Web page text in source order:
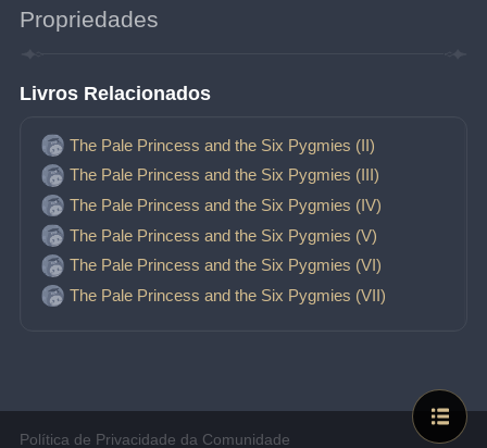
Propriedades
Livros Relacionados
The Pale Princess and the Six Pygmies (II)
The Pale Princess and the Six Pygmies (III)
The Pale Princess and the Six Pygmies (IV)
The Pale Princess and the Six Pygmies (V)
The Pale Princess and the Six Pygmies (VI)
The Pale Princess and the Six Pygmies (VII)
Política de Privacidade da Comunidade